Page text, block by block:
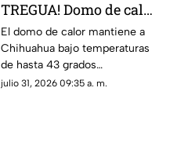
TREGUA! Domo de calor
dispara el termómetro
hasta los 43 grados y
pone vidas en riesgo
El domo de calor mantiene a
Chihuahua bajo temperaturas
de hasta 43 grados
centígrados, aumentando el
julio 31, 2026 09:35 a. m.